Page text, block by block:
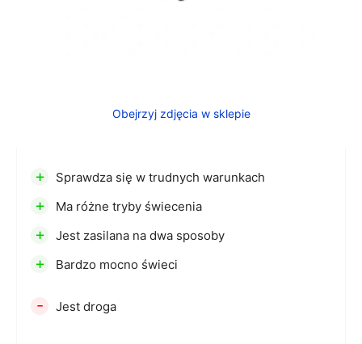
Obejrzyj zdjęcia w sklepie
+ Sprawdza się w trudnych warunkach
+ Ma różne tryby świecenia
+ Jest zasilana na dwa sposoby
+ Bardzo mocno świeci
- Jest droga